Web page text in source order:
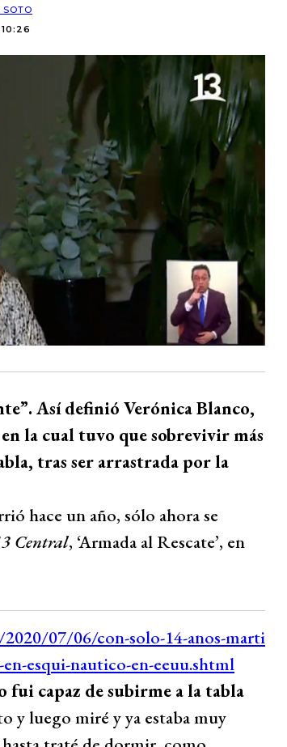
Así definió Verónica Blanco,
la cual tuvo que sobrevivir más
tras ser arrastrada por la
hace un año, sólo ahora se
Central, ‘Armada al Rescate’, en
fui capaz de subirme a la tabla
y luego miré y ya estaba muy